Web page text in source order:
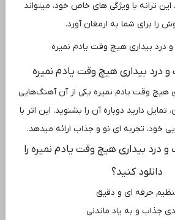
ترانه با ویژگی ‌های خاص خود، میتواند
را برای شما به ارمغان آورد.
درد بیداری هیچ وقت یادم نمیره
وقت یادم نمیره یکی از آن آهنگ‌هایی
دارید دوباره آن را بشنوید. این اثر با
خود، تجربه ‌ای نو و جذاب ارائه میدهد.
درد بیداری هیچ وقت یادم نمیره را
دانلود کنید؟
حرفه ‌ای و دقیق
جذاب و به یاد ماندنی